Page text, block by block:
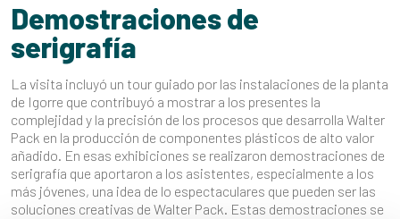
Demostraciones de
serigrafía
La visita incluyó un tour guiado por las instalaciones de la planta
de Igorre que contribuyó a mostrar a los presentes la
complejidad y la precisión de los procesos que desarrolla Walter
Pack en la producción de componentes plásticos de alto valor
añadido. En esas exhibiciones se realizaron demostraciones de
serigrafía que aportaron a los asistentes, especialmente a los
más jóvenes, una idea de lo espectaculares que pueden ser las
soluciones creativas de Walter Pack. Estas demostraciones se